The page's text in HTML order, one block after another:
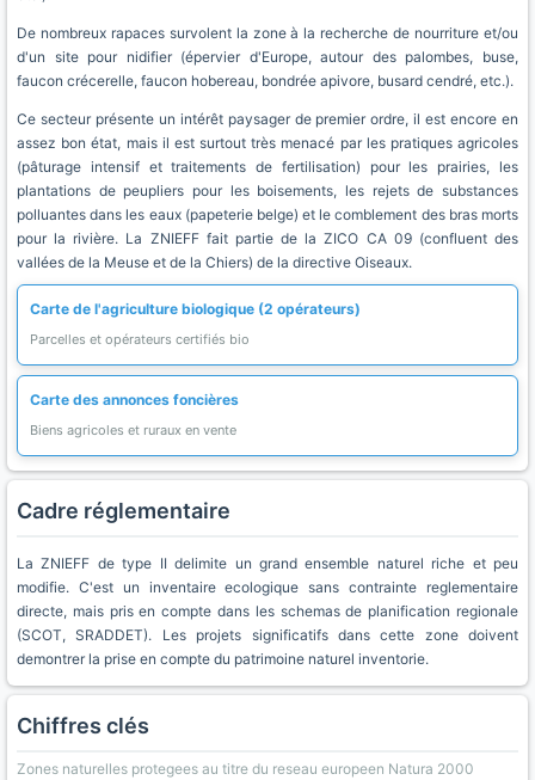
De nombreux rapaces survolent la zone à la recherche de nourriture et/ou
d'un site pour nidifier (épervier d'Europe, autour des palombes, buse,
faucon crécerelle, faucon hobereau, bondrée apivore, busard cendré, etc.).
Ce secteur présente un intérêt paysager de premier ordre, il est encore en
assez bon état, mais il est surtout très menacé par les pratiques agricoles
(pâturage intensif et traitements de fertilisation) pour les prairies, les
plantations de peupliers pour les boisements, les rejets de substances
polluantes dans les eaux (papeterie belge) et le comblement des bras morts
pour la rivière. La ZNIEFF fait partie de la ZICO CA 09 (confluent des
vallées de la Meuse et de la Chiers) de la directive Oiseaux.
Carte de l'agriculture biologique (2 opérateurs)
Parcelles et opérateurs certifiés bio
Carte des annonces foncières
Biens agricoles et ruraux en vente
Cadre réglementaire
La ZNIEFF de type II delimite un grand ensemble naturel riche et peu
modifie. C'est un inventaire ecologique sans contrainte reglementaire
directe, mais pris en compte dans les schemas de planification regionale
(SCOT, SRADDET). Les projets significatifs dans cette zone doivent
demontrer la prise en compte du patrimoine naturel inventorie.
Chiffres clés
Zones naturelles protegees au titre du reseau europeen Natura 2000